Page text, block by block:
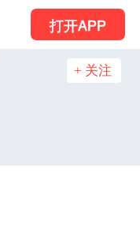
打开APP
+ 关注